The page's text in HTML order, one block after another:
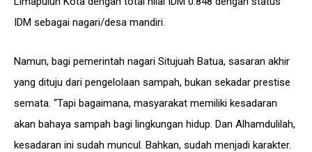
IDM sebagai nagari/desa mandiri.
Namun, bagi pemerintah nagari Situjuah Batua, sasaran akhir
yang dituju dari pengelolaan sampah, bukan sekadar prestise
semata. “Tapi bagaimana, masyarakat memiliki kesadaran
akan bahaya sampah bagi lingkungan hidup. Dan Alhamdulilah,
kesadaran ini sudah muncul. Bahkan, sudah menjadi karakter.